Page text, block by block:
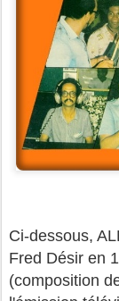
Ci-dessous,
Fred Désir en
(composition